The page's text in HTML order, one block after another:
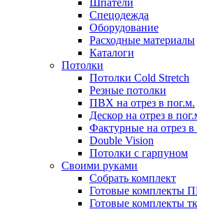
Шпатели
Спецодежда
Оборудование
Расходные материалы
Каталоги
Потолки
Потолки Cold Stretch
Резные потолки
ПВХ на отрез в пог.м.
Дескор на отрез в
Фактурные на отрез в
Double Vision
Потолки с гарпуном
Своими руками
Собрать комплект
Готовые комплекты
Готовые комплекты